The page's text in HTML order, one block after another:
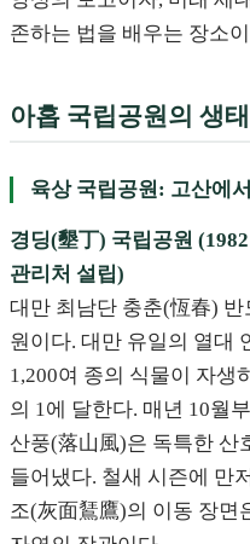
존하는 법을 배우는 장소
아홉 국립공원의 생
육상 국립공원: 고산에
경딩(墾丁) 국립공원
관리처 설립)
대만 최남단 충춘(恆春)
원이다. 대만 유일의 열대
1,200여 종의 식물이 자생
의 1에 달한다. 매년 10월
산풍(落山風)은 독특한 산
들어냈다. 철새 시즌에 만
조(灰面鵟鷹)의 이동 장면